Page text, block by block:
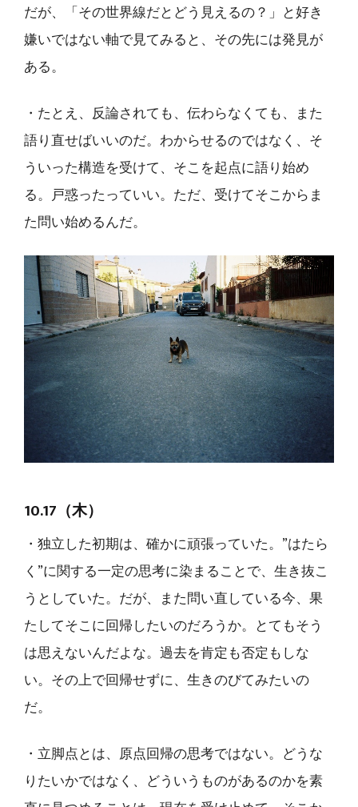
だが、「その世界線だとどう見えるの？」と好き
嫌いではない軸で見てみると、その先には発見が
ある。
・たとえ、反論されても、伝わらなくても、また
語り直せばいいのだ。わからせるのではなく、そ
ういった構造を受けて、そこを起点に語り始め
る。戸惑ったっていい。ただ、受けてそこからま
た問い始めるんだ。
10.17（木）
・独立した初期は、確かに頑張っていた。”はたら
く”に関する一定の思考に染まることで、生き抜こ
うとしていた。だが、また問い直している今、果
たしてそこに回帰したいのだろうか。とてもそう
は思えないんだよな。過去を肯定も否定もしな
い。その上で回帰せずに、生きのびてみたいの
だ。
・立脚点とは、原点回帰の思考ではない。どうな
りたいかではなく、どういうものがあるのかを素